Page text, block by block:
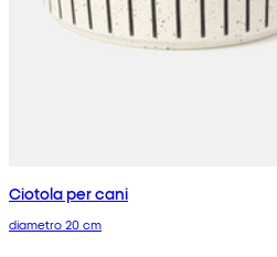
Ciotola per cani
diametro 20 cm